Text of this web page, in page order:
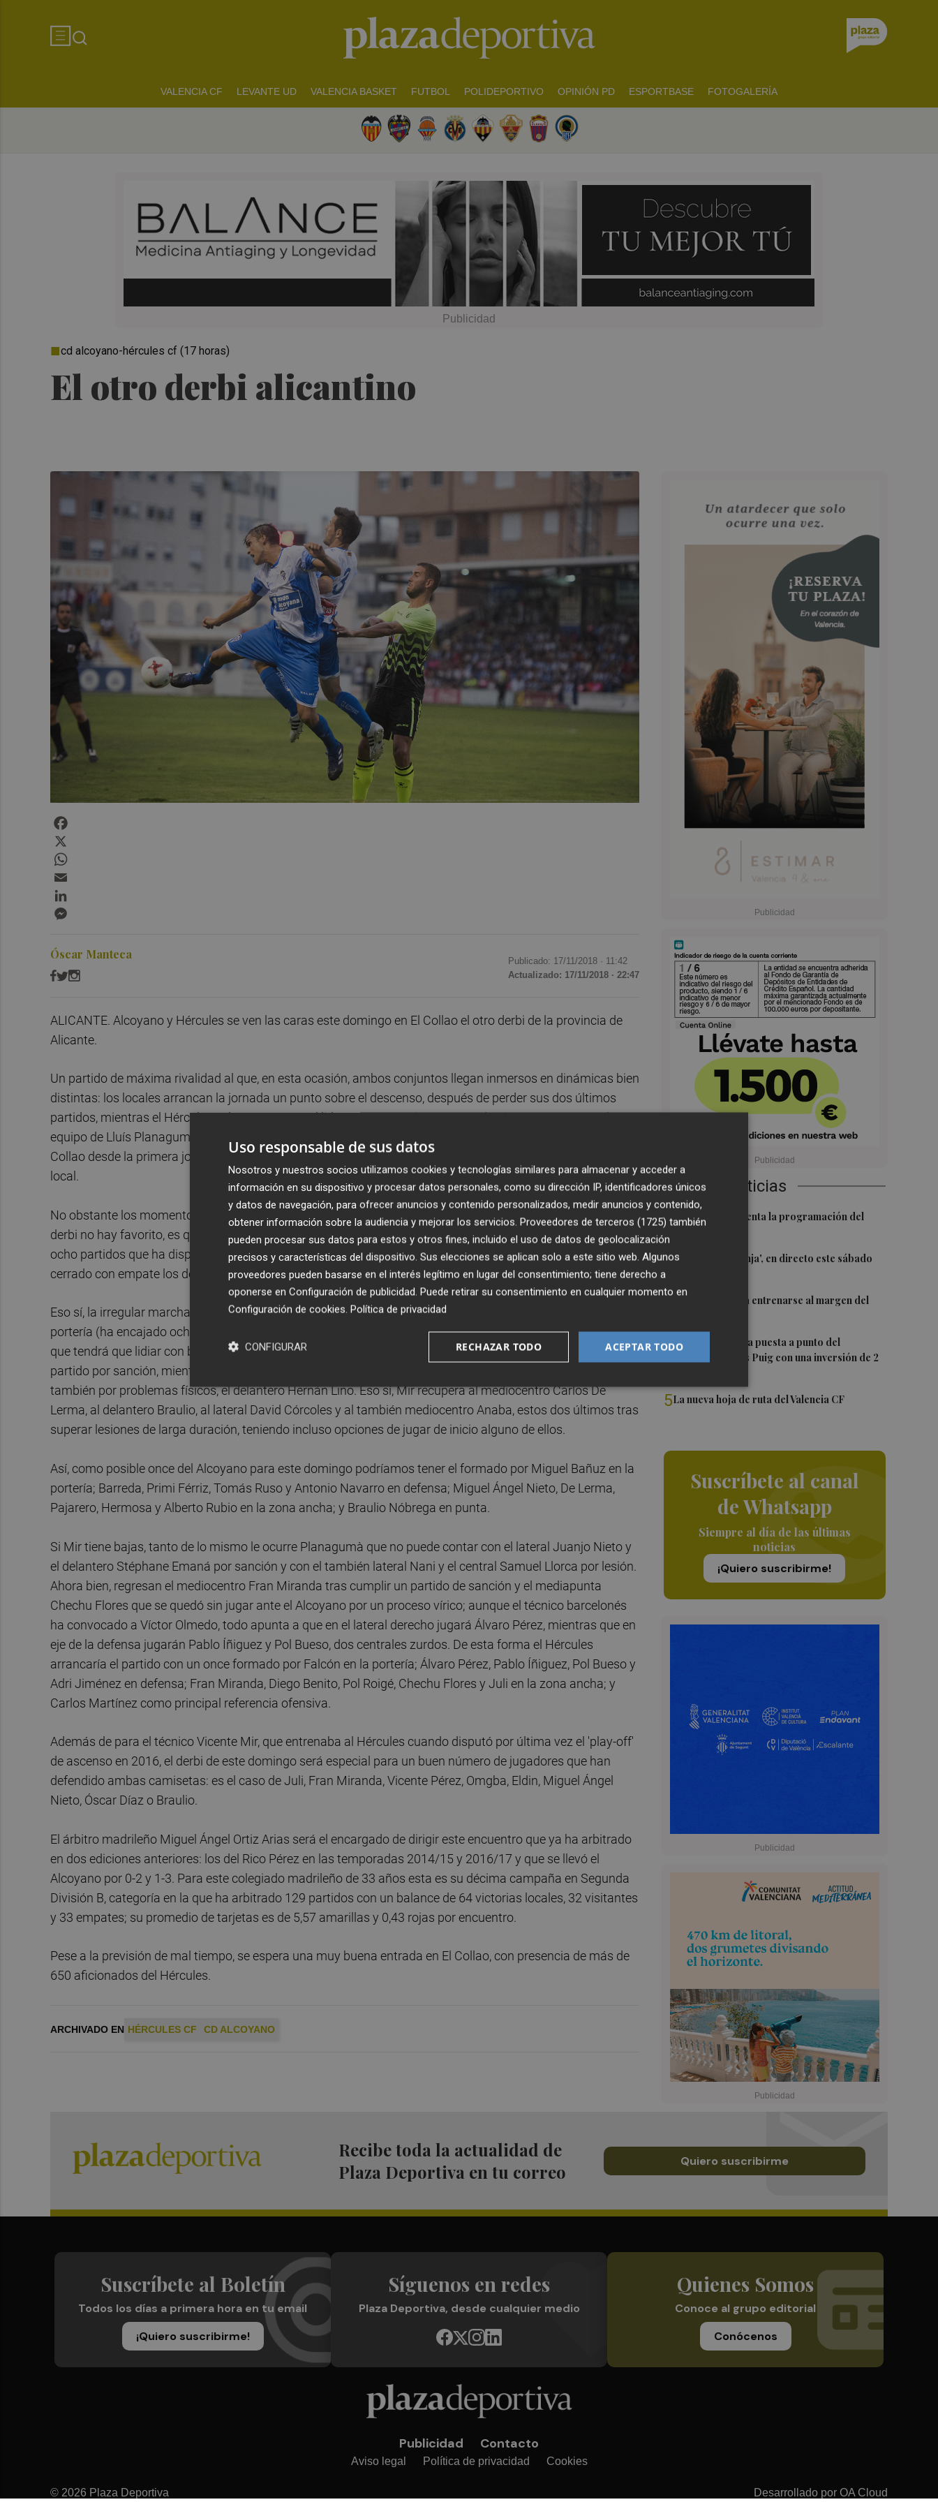
VALENCIA CF LEVANTE UD VALENCIA BASKET FUTBOL POLIDEPORTIVO OPINIÓN PD ESPORTBASE FOTOGALERÍA
El otro derbi alicantino
cd alcoyano-hércules cf (17 horas)
Últimas Noticias
1El Valencia presenta la programación del
2El 'Trofeu Taronja', en directo este sábado
3 Almeida vuelve a entrenarse al margen del
4València ultima la puesta a punto del
Velódromo Lluís Puig con una inversión de 2
5La nueva hoja de ruta del Valencia CF
Suscríbete al canal
de Whatsapp
Siempre al día de las últimas
noticias
¡Quiero suscribirme!
Óscar Manteca Publicado: 17/11/2018 · 11:42
Actualizado: 17/11/2018 · 22:47
ALICANTE. Alcoyano y Hércules se ven las caras este domingo en El Collao el otro derbi de la provincia de
Alicante.
Un partido de máxima rivalidad al que, en esta ocasión, ambos conjuntos llegan inmersos en dinámicas bien
distintas: los locales arrancan la jornada un punto sobre el descenso, después de perder sus dos últimos
partidos, mientras el Hércules pelea por retener el liderato que seguirá ostentando siempre que gane. El
equipo de Lluís Planagumà no conoce la derrota a domicilio, mientras que el de Vicente Mir no gana en El
Collao desde la primera jornada, habiendo sumado solo seis de los 18 puntos que han disputado como
local.
No obstante los momentos de juego y resultado tan distintos que atraviesan ambos equipos, no solo en un
derbi no hay favorito, es que en el caso que nos ocupa el Alcoyano ha ganado nada menos que seis de los
ocho partidos que ha disputado contra el Hércules desde el descenso de este a Segunda B, habiéndose
cerrado con empate los dos restantes.
Eso sí, la irregular marcha de su equipo parece que llevará a Mir a introducir cambios buscando proteger la
portería (ha encajado ocho goles en las últimas cuatro jornadas, el doble de los que ha anotado), tarea en la
que tendrá que lidiar con bajas y es que el mediocentro Omgba y el delantero Óscar Díaz se pierden el
partido por sanción, mientras que el mediapunta Eldin lo hará por lesión y hasta última hora será duda,
también por problemas físicos, el delantero Hernán Lino. Eso sí, Mir recupera al mediocentro Carlos De
Lerma, al delantero Braulio, al lateral David Córcoles y al también mediocentro Anaba, estos dos últimos tras
superar lesiones de larga duración, teniendo incluso opciones de jugar de inicio alguno de ellos.
Así, como posible once del Alcoyano para este domingo podríamos tener el formado por Miguel Bañuz en la
portería; Barreda, Primi Férriz, Tomás Ruso y Antonio Navarro en defensa; Miguel Ángel Nieto, De Lerma,
Pajarero, Hermosa y Alberto Rubio en la zona ancha; y Braulio Nóbrega en punta.
Si Mir tiene bajas, tanto de lo mismo le ocurre Planagumà que no puede contar con el lateral Juanjo Nieto y
el delantero Stéphane Emaná por sanción y con el también lateral Nani y el central Samuel Llorca por lesión.
Ahora bien, regresan el mediocentro Fran Miranda tras cumplir un partido de sanción y el mediapunta
Chechu Flores que se quedó sin jugar ante el Alcoyano por un proceso vírico; aunque el técnico barcelonés
ha convocado a Víctor Olmedo, todo apunta a que en el lateral derecho jugará Álvaro Pérez, mientras que en
eje de la defensa jugarán Pablo Íñiguez y Pol Bueso, dos centrales zurdos. De esta forma el Hércules
arrancaría el partido con un once formado por Falcón en la portería; Álvaro Pérez, Pablo Íñiguez, Pol Bueso y
Adri Jiménez en defensa; Fran Miranda, Diego Benito, Pol Roigé, Chechu Flores y Juli en la zona ancha; y
Carlos Martínez como principal referencia ofensiva.
Además de para el técnico Vicente Mir, que entrenaba al Hércules cuando disputó por última vez el 'play-off'
de ascenso en 2016, el derbi de este domingo será especial para un buen número de jugadores que han
defendido ambas camisetas: es el caso de Juli, Fran Miranda, Vicente Pérez, Omgba, Eldin, Miguel Ángel
Nieto, Óscar Díaz o Braulio.
El árbitro madrileño Miguel Ángel Ortiz Arias será el encargado de dirigir este encuentro que ya ha arbitrado
en dos ediciones anteriores: los del Rico Pérez en las temporadas 2014/15 y 2016/17 y que se llevó el
Alcoyano por 0-2 y 1-3. Para este colegiado madrileño de 33 años esta es su décima campaña en Segunda
División B, categoría en la que ha arbitrado 129 partidos con un balance de 64 victorias locales, 32 visitantes
y 33 empates; su promedio de tarjetas es de 5,57 amarillas y 0,43 rojas por encuentro.
Pese a la previsión de mal tiempo, se espera una muy buena entrada en El Collao, con presencia de más de
650 aficionados del Hércules.
ARCHIVADO EN HÉRCULES CF CD ALCOYANO
Recibe toda la actualidad de
Plaza Deportiva en tu correo
Quiero suscribirme
Suscríbete al Boletín
Todos los días a primera hora en tu email
¡Quiero suscribirme!
Síguenos en redes
Plaza Deportiva, desde cualquier medio
Quienes Somos
Conoce al grupo editorial
Conócenos
Publicidad Contacto
Aviso legal Política de privacidad Cookies
© 2026 Plaza Deportiva Desarrollado por OA Cloud
Uso responsable de sus datos
Nosotros y nuestros socios utilizamos cookies y tecnologías similares para almacenar y acceder a
información en su dispositivo y procesar datos personales, como su dirección IP, identificadores únicos
y datos de navegación, para ofrecer anuncios y contenido personalizados, medir anuncios y contenido,
obtener información sobre la audiencia y mejorar los servicios. Proveedores de terceros (1725) también
pueden procesar sus datos para estos y otros fines, incluido el uso de datos de geolocalización
precisos y características del dispositivo. Sus elecciones se aplican solo a este sitio web. Algunos
proveedores pueden basarse en el interés legítimo en lugar del consentimiento; tiene derecho a
oponerse en Configuración de publicidad. Puede retirar su consentimiento en cualquier momento en
Configuración de cookies. Política de privacidad
ACEPTAR TODO
RECHAZAR TODO
CONFIGURAR